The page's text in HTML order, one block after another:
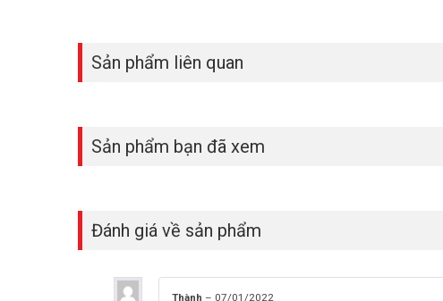
Sản phẩm liên quan
Sản phẩm bạn đã xem
Đánh giá về sản phẩm
Thành – 07/01/2022